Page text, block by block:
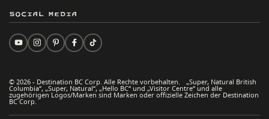
© 2026 - Destination BC Corp. Alle Rechte vorbehalten. „Super, Natural British
Columbia“, „Super, Natural“, „Hello BC“ und „Visitor Centre“ und alle
zugehörigen Logos/Marken sind Marken oder offizielle Zeichen der Destination
BC Corp.
Social Media